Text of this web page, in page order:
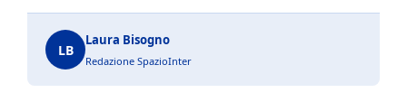
LB
Laura Bisogno
Redazione SpazioInter